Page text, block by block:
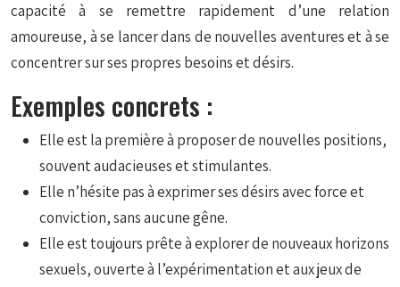
capacité à se remettre rapidement d’une relation
amoureuse, à se lancer dans de nouvelles aventures et à se
concentrer sur ses propres besoins et désirs.
Exemples concrets :
Elle est la première à proposer de nouvelles positions,
souvent audacieuses et stimulantes.
Elle n’hésite pas à exprimer ses désirs avec force et
conviction, sans aucune gêne.
Elle est toujours prête à explorer de nouveaux horizons
sexuels, ouverte à l’expérimentation et aux jeux de